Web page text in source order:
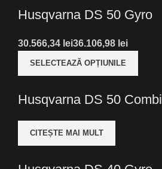
Husqvarna DS 50 Gyro
lei lei
SELECTEAZĂ OPȚIUNILE
Husqvarna DS 50 Combi
CITEȘTE MAI MULT